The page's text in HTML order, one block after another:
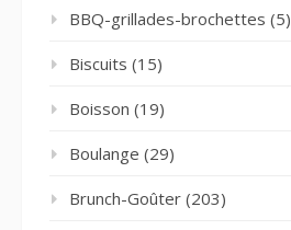
BBQ-grillades-brochettes (5)
Biscuits (15)
Boisson (19)
Boulange (29)
Brunch-Goûter (203)